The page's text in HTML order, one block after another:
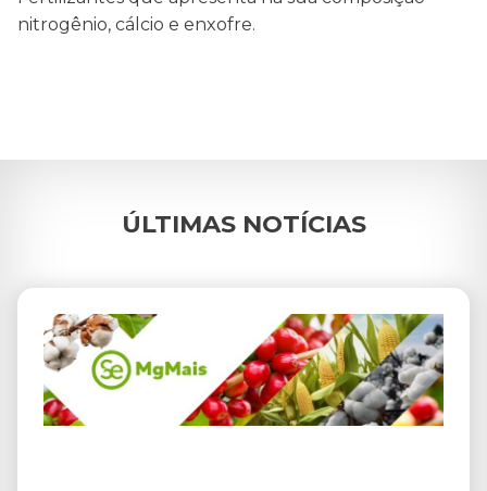
nitrogênio, cálcio e enxofre.
ÚLTIMAS NOTÍCIAS